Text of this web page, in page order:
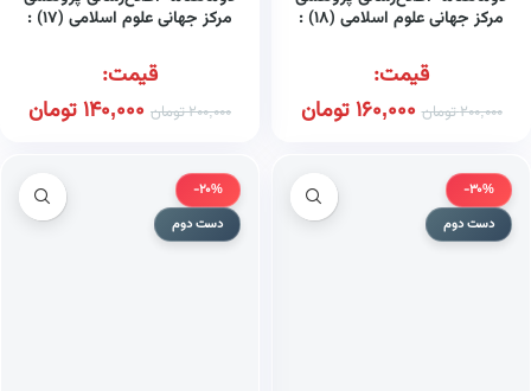
مرکز جهانی علوم اسلامی (۱۸) :
قیمت:
200,000تومان 160,000تومان
مرکز جهانی علوم اسلامی (۱۷) :
اردیبهشت ۱۳۸۵
قیمت:
200,000تومان 140,000تومان
-30%
دست دوم
-20%
دست دوم